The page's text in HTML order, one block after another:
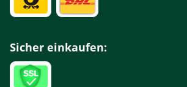
Sicher einkaufen: